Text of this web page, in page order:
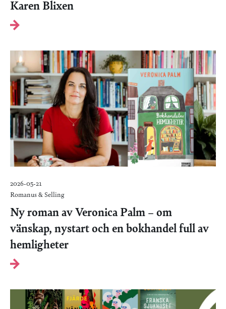
Karen Blixen
2026-05-21
Romanus & Selling
Ny roman av Veronica Palm – om
vänskap, nystart och en bokhandel full av
hemligheter